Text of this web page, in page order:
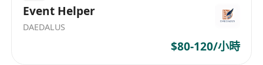
Event Helper
DAEDALUS
$80-120/小時